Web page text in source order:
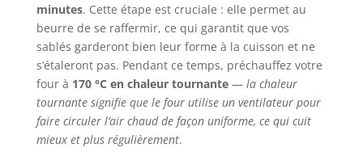
minutes. Cette étape est cruciale : elle permet au
beurre de se raffermir, ce qui garantit que vos
sablés garderont bien leur forme à la cuisson et ne
s’étaleront pas. Pendant ce temps, préchauffez votre
four à 170 °C en chaleur tournante— la chaleur
tournante signifie que le four utilise un ventilateur pour
faire circuler l’air chaud de façon uniforme, ce qui cuit
mieux et plus régulièrement.